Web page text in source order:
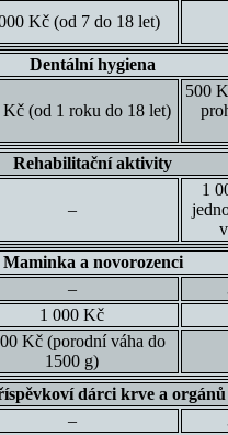
Kč (od 7 do 18 let)
Dentální hygiena
Kč (od 1 roku do 18 let)
500
Rehabilitační aktivity
–
1
Maminka a novorozenci
–
1 000 Kč
Kč (porodní váha do
1500 g)
dárci krve a orgánů
–